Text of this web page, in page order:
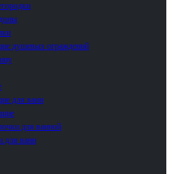
душевых ограждений
для ванн
для ванной
для ванн